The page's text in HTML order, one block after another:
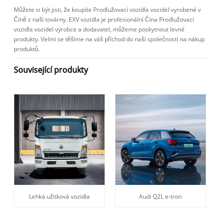
Můžete si být jisti, že koupíte Prodlužovací vozidla vozidel vyrobené v
Číně z naší továrny. EXV vozidla je profesionální Čína Prodlužovací
vozidla vozidel výrobce a dodavatel, můžeme poskytnout levné
produkty. Velmi se těšíme na váš příchod do naší společnosti na nákup
produktů.
Související produkty
Lehká užitková vozidla Audi Q2L e-tron